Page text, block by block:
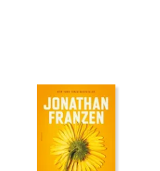
15%
dcto.